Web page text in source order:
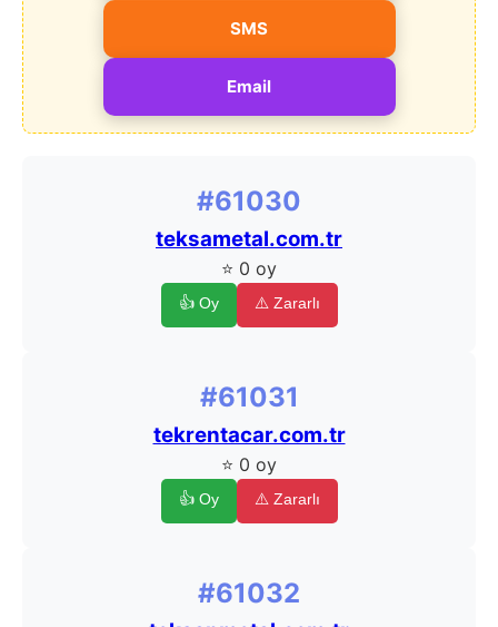
SMS
Email
#61030
teksametal.com.tr
⭐ 0 oy
👍 Oy ⚠️ Zararlı
#61031
tekrentacar.com.tr
⭐ 0 oy
👍 Oy ⚠️ Zararlı
#61032